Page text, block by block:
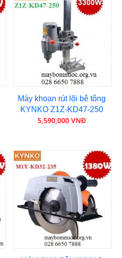
Máy khoan rút lõi bê tông
KYNKO Z1Z-KD47-250
5,590,000 VNĐ